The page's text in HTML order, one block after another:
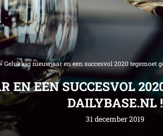
Gelukkig nieuwjaar en een succesvol 2020 tegemoet
EN EEN SUCCESVOL
DAILYBASE.NL !
31 december 2019